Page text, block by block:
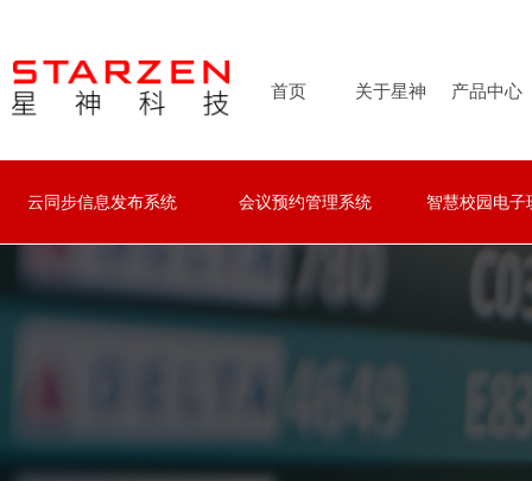
首页 关于星神 产品中心
云同步信息发布系统
云同步信息发布系统
会议预约管理系统 智慧校园电子